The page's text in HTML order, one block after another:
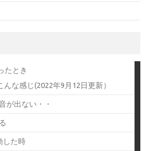
たとき
な感じ(2022年9月12日更新）
が出ない・・
した時